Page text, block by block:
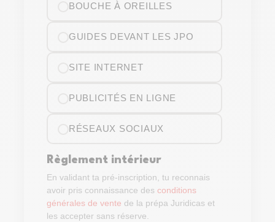
BOUCHE À OREILLES
GUIDES DEVANT LES JPO
SITE INTERNET
PUBLICITÉS EN LIGNE
RÉSEAUX SOCIAUX
Règlement intérieur
En validant ta pré-inscription, tu reconnais
avoir pris connaissance des conditions
générales de vente de la prépa Juridicas et
les accepter sans réserve.